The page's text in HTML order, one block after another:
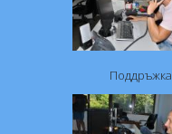
Поддръжка